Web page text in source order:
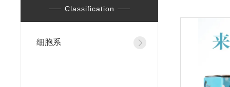
Classification
细胞系